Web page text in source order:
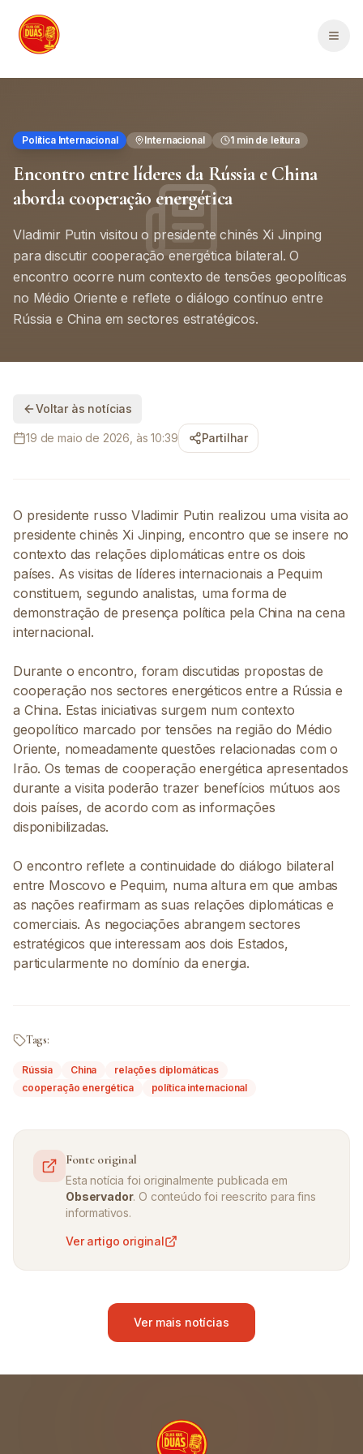
Política Internacional Internacional 1 min de leitura
Encontro entre líderes da Rússia e China
aborda cooperação energética
Vladimir Putin visitou o presidente chinês Xi Jinping
para discutir cooperação energética bilateral. O
encontro ocorre num contexto de tensões geopolíticas
no Médio Oriente e reflete o diálogo contínuo entre
Rússia e China em sectores estratégicos.
Voltar às notícias
19 de maio de 2026, às 10:39 Partilhar
O presidente russo Vladimir Putin realizou uma visita ao
presidente chinês Xi Jinping, encontro que se insere no
contexto das relações diplomáticas entre os dois
países. As visitas de líderes internacionais a Pequim
constituem, segundo analistas, uma forma de
demonstração de presença política pela China na cena
internacional.
Durante o encontro, foram discutidas propostas de
cooperação nos sectores energéticos entre a Rússia e
a China. Estas iniciativas surgem num contexto
geopolítico marcado por tensões na região do Médio
Oriente, nomeadamente questões relacionadas com o
Irão. Os temas de cooperação energética apresentados
durante a visita poderão trazer benefícios mútuos aos
dois países, de acordo com as informações
disponibilizadas.
O encontro reflete a continuidade do diálogo bilateral
entre Moscovo e Pequim, numa altura em que ambas
as nações reafirmam as suas relações diplomáticas e
comerciais. As negociações abrangem sectores
estratégicos que interessam aos dois Estados,
particularmente no domínio da energia.
Tags:
Rússia China
relações diplomáticas
cooperação energética
política internacional
Fonte original
Esta notícia foi originalmente publicada em
Observador. O conteúdo foi reescrito para fins
informativos.
Ver artigo original
Ver mais notícias